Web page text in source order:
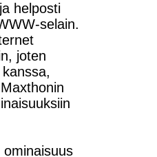
helposti
selain.
joten